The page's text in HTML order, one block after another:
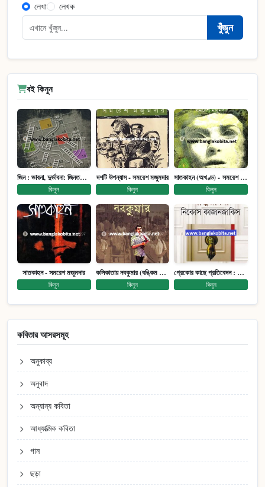
লেখা লেখক
খুঁজুন
বই কিনুন
জিন : ভাবনা, দুর্ভাবনা: জিনতত্ত্ব সমাজ ইতিহাস (পেপারব্যাক)
কিনুন
দশটি উপন্যাস - সমরেশ মজুমদার
কিনুন
সাতকাহন (অখণ্ড) - সমরেশ মজুমদার
কিনুন
সাতকাহন - সমরেশ মজুমদার
কিনুন
কলিকাতায় নবকুমার (বঙ্কিম পুরষ্কারে সম্মানিত)(মানবিক মেগা উপন্যাস)
কিনুন
গ্রেকোর কাছে প্রতিবেদন : আত্মজীবনী
কিনুন
কবিতার আসরসমূহ
অনুকাব্য
অনুবাদ
অন্যান্য কবিতা
আধ্যাত্মিক কবিতা
গান
ছড়া